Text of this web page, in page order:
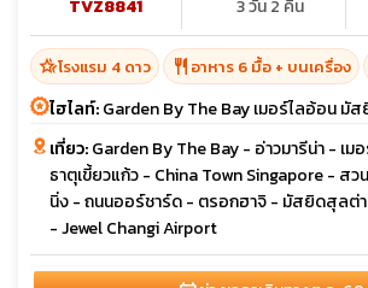
TVZ8841
3 วัน 2 คืน
hotel_classโรงแรม 4 ดาว restaurant อาหาร 6 มื้อ + บนเครื่อง
ไฮไลท์:Garden By The Bay เมอร์ไลอ้อน มั
เที่ยว:Garden By The Bay - อ่าวมารีน่า - เม
ธาตุเขี้ยวแก้ว - China Town Singapore - ส
นิ่ง - ถนนออร์ชาร์ด - ตรอกฮาจิ - มัสยิดสุลต่
- Jewel Changi Airport